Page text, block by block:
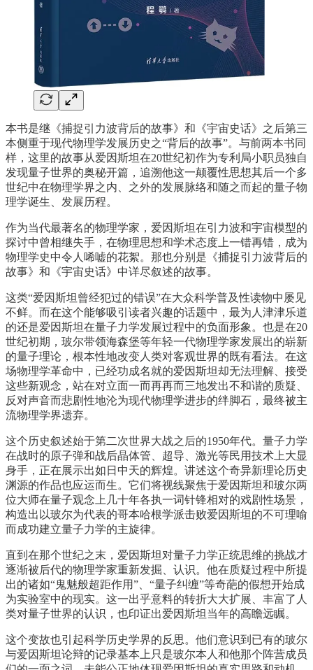
本书是继《捕捉引力波背后的故事》和《宇宙史话》之后第三
本侧重于现代物理学发展历史之“背后的故事”。与前两本书同
样，这里的故事从爱因斯坦在20世纪初作为专利局小职员独自
发现量子世界的奥秘开篇，追溯他这一颠覆性思想其后一个多
世纪中在物理学界之内、之外的发展脉络和随之而起的量子物
理学诞生、发展历程。
作为当代最著名的物理学家，爱因斯坦在引力波和宇宙模型的
探讨中曾相继失手，在物理思想和学术态度上一错再错，成为
物理学史中令人唏嘘的花絮。那也分别是《捕捉引力波背后的
故事》和《宇宙史话》中详尽叙述的故事。
这类“爱因斯坦曾经犯过的错误”在大众科学普及性读物中屡见
不鲜。而在这个能够吸引读者兴趣的话题中，最为人津津乐道
的还是爱因斯坦在量子力学发展过程中的负面形象。也是在20
世纪初期，玻尔带领海森堡等年轻一代物理学家发展出的崭新
的量子理论，根本性地改变人类对客观世界的既有看法。在这
场物理学革命中，已经功成名就的爱因斯坦却无法理解、接受
这些新观念，站在对立面一而再再而三地发出不和谐的质疑、
反对声音而悲剧性地沦为现代物理学进步的绊脚石，最终被主
流物理学界遗弃。
这个历史叙述始于第二次世界大战之后的1950年代。量子力学
在战时的原子弹和战后晶体管、超导、激光等民用技术上大显
身手，正在展示出如日中天的辉煌。讲述这个奇异新理论历史
渊源的作品也应运而生。它们将视线聚焦于爱因斯坦和玻尔两
位大师在量子观念上几十年各执一词针锋相对的戏剧性场景，
构造出以玻尔为代表的哥本哈根学派击败爱因斯坦的不可理喻
而成功建立量子力学的主旋律。
直到在那个世纪之末，爱因斯坦对量子力学正统思维的挑战才
逐渐被后代的物理学家重新发掘、认识。他在质疑过程中所提
出的诸如“鬼魅般超距作用”、“量子纠缠”等奇葩的假想开始成
为实验室中的现实。这一出乎意料的转折大大扩展、丰富了人
类对量子世界的认识，也印证出爱因斯坦当年的高瞻远瞩。
这个变故也引起科学历史学界的反思。他们意识到已有的玻尔
与爱因斯坦论辩的记录基本上只是玻尔本人和他那个阵营成员